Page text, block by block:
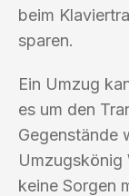
beim
sparen.
Ein Umzug
es um den
Gegenstände
Umzugskönig
keine Sorgen